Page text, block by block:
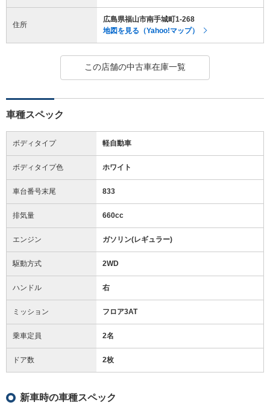
住所
広島県福山市南手城町1-268
地図を見る（Yahoo!マップ）
この店舗の中古車在庫一覧
車種スペック
ボディタイプ 軽自動車
ボディタイプ色 ホワイト
車台番号末尾 833
排気量 660cc
エンジン ガソリン(レギュラー)
駆動方式 2WD
ハンドル 右
ミッション フロア3AT
乗車定員 2名
ドア数 2枚
新車時の車種スペック